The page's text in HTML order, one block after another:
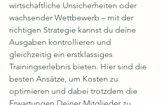
wirtschaftliche Unsicherheiten oder
wachsender Wettbewerb – mit der
richtigen Strategie kannst du deine
Ausgaben kontrollieren und
gleichzeitig ein erstklassiges
Trainingserlebnis bieten. Hier sind die
besten Ansätze, um Kosten zu
optimieren und dabei trotzdem die